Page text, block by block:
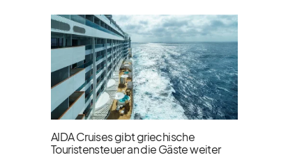
AIDA Cruises gibt griechische
Touristensteuer an die Gäste weiter